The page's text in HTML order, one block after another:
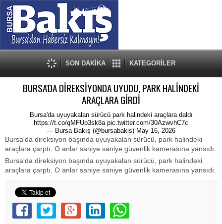
SON DAKİKA KATEGORİLER
BURSA'DA DİREKSİYONDA UYUDU, PARK HALİNDEKİ
ARAÇLARA GİRDİ
Bursa'da uyuyakalan sürücü park halindeki araçlara daldı
https://t.co/qMFUp3sk8a pic.twitter.com/30AzwvhC7c
— Bursa Bakış (@bursabakis) May 16, 2026
Bursa'da direksiyon başında uyuyakalan sürücü, park halindeki
araçlara çarptı. O anlar saniye saniye güvenlik kamerasına yansıdı.
Bursa'da direksiyon başında uyuyakalan sürücü, park halindeki
araçlara çarptı. O anlar saniye saniye güvenlik kamerasına yansıdı.